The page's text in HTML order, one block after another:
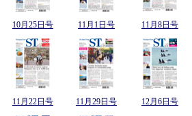
10月25日号 11月1日号 11月8日号
11月22日号 11月29日号 12月6日号